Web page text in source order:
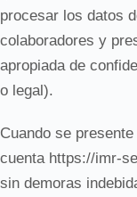
procesar los datos
colaboradores y
apropiada de
o legal).
Cuando se
cuenta https://imr-
sin demoras